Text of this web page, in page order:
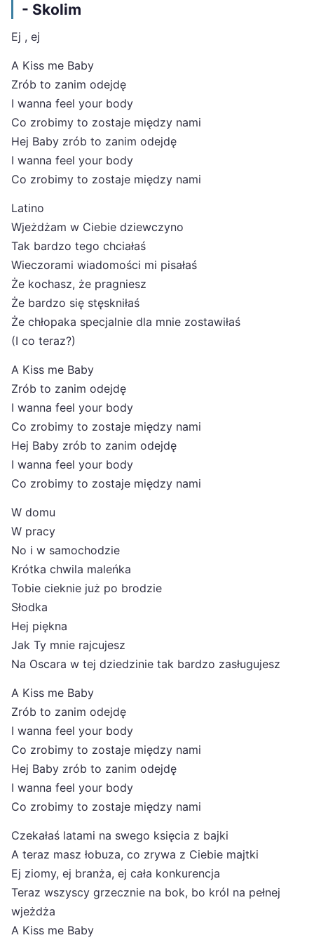
- Skolim
Ej , ej
A Kiss me Baby
Zrób to zanim odejdę
I wanna feel your body
Co zrobimy to zostaje między nami
Hej Baby zrób to zanim odejdę
I wanna feel your body
Co zrobimy to zostaje między nami
Latino
Wjeżdżam w Ciebie dziewczyno
Tak bardzo tego chciałaś
Wieczorami wiadomości mi pisałaś
Że kochasz, że pragniesz
Że bardzo się stęskniłaś
Że chłopaka specjalnie dla mnie zostawiłaś
(I co teraz?)
A Kiss me Baby
Zrób to zanim odejdę
I wanna feel your body
Co zrobimy to zostaje między nami
Hej Baby zrób to zanim odejdę
I wanna feel your body
Co zrobimy to zostaje między nami
W domu
W pracy
No i w samochodzie
Krótka chwila maleńka
Tobie cieknie już po brodzie
Słodka
Hej piękna
Jak Ty mnie rajcujesz
Na Oscara w tej dziedzinie tak bardzo zasługujesz
A Kiss me Baby
Zrób to zanim odejdę
I wanna feel your body
Co zrobimy to zostaje między nami
Hej Baby zrób to zanim odejdę
I wanna feel your body
Co zrobimy to zostaje między nami
Czekałaś latami na swego księcia z bajki
A teraz masz łobuza, co zrywa z Ciebie majtki
Ej ziomy, ej branża, ej cała konkurencja
Teraz wszyscy grzecznie na bok, bo król na pełnej
wjeżdża
A Kiss me Baby